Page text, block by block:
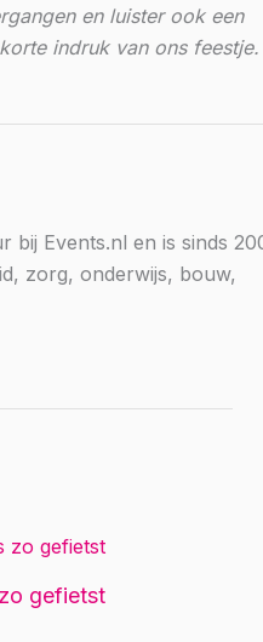
en luister ook een
indruk van ons
bij Events.nl en is sinds
zorg, onderwijs, bouw,
zo gefietst